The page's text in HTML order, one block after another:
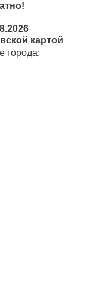
картой
города: